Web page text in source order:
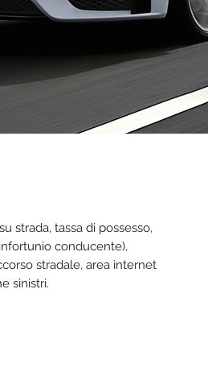
strada, tassa di possesso,
conducente),
stradale, area internet
sinistri.